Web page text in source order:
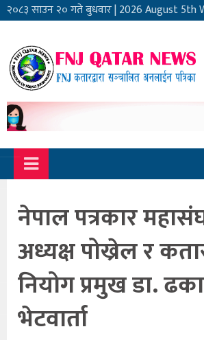
२०८३ साउन २० गते बुधवार|2026 August 5th
नेपाल पत्रकार
अध्यक्ष पोख्रेल र
नियोग प्रमुख डा.
भेटवार्ता